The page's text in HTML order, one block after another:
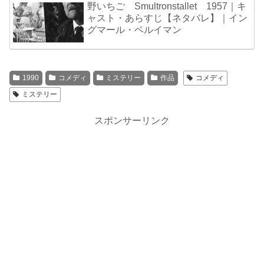
野いちご Smultronstallet 1957｜キ
ャスト・あらすじ【ネタバレ】｜イン
グマール・ベルイマン
1990 コメディ ミステリー 作品
コメディ
ミステリー
スポンサーリンク